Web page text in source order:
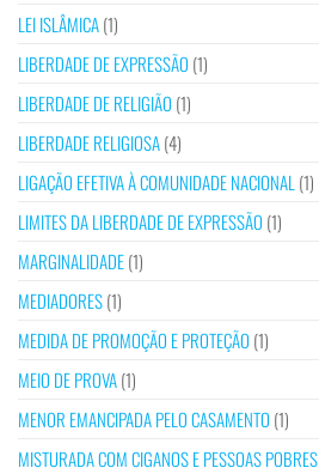
LEI ISLÂMICA(1)
LIBERDADE DE EXPRESSÃO (1)
LIBERDADE DE RELIGIÃO (1)
LIBERDADE RELIGIOSA(4)
LIGAÇÃO EFETIVA À COMUNIDADE NACIONAL(1)
LIMITES DA LIBERDADE DE EXPRESSÃO (1)
MARGINALIDADE(1)
MEDIADORES(1)
MEDIDA DE PROMOÇÃO E PROTEÇÃO (1)
MEIO DE PROVA(1)
MENOR EMANCIPADA PELO CASAMENTO (1)
MISTURADA COM CIGANOS E PESSOAS POBRES